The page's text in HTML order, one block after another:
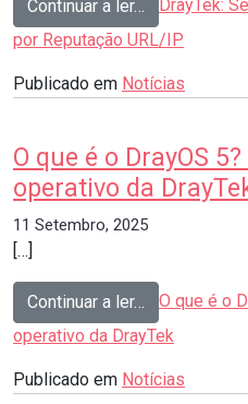
Continuar a ler… from
DrayTek:
por Reputação URL/IP
Publicado em Notícias
O que é o DrayOS
operativo da
11 Setembro, 2025
[…]
Continuar a ler… from
O que é o
operativo da DrayTek
Publicado em Notícias